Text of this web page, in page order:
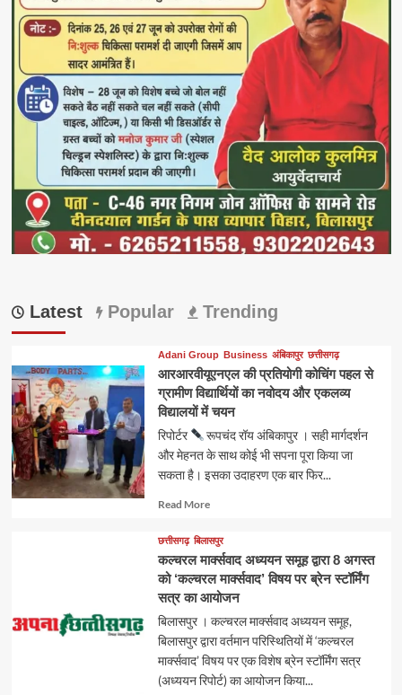
Latest Popular Trending
Adani Group Business अंबिकापुर छत्तीसगढ़
आरआरवीयूएनएल की प्रतियोगी कोचिंग पहल से
ग्रामीण विद्यार्थियों का नवोदय और एकलव्य
विद्यालयों में चयन
रिपोर्टर
रूपचंद रॉय अंबिकापुर । सही मार्गदर्शन
और मेहनत के साथ कोई भी सपना पूरा किया जा
सकता है। इसका उदाहरण एक बार फिर...
Read MoreRead
about
छत्तीसगढ़ बिलासपुर
कल्चरल मार्क्सवाद अध्ययन समूह द्वारा 8 अगस्त
को ‘कल्चरल मार्क्सवाद’ विषय पर ब्रेन स्टॉर्मिंग
सत्र का आयोजन
बिलासपुर । कल्चरल मार्क्सवाद अध्ययन समूह,
बिलासपुर द्वारा वर्तमान परिस्थितियों में ‘कल्चरल
मार्क्सवाद’ विषय पर एक विशेष ब्रेन स्टॉर्मिंग सत्र
(अध्ययन रिपोर्ट) का आयोजन किया...